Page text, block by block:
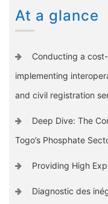
At a glance
Conducting a
implementing
and civil registration
Deep Dive: The
Togo’s Phosphate
Providing High
Diagnostic des